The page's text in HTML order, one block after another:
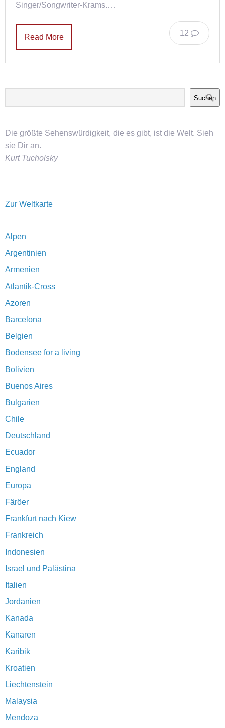
Singer/Songwriter-Krams.…
12
Read More
Suchen
Die größte Sehenswürdigkeit, die es gibt, ist die Welt. Sieh
sie Dir an.
Kurt Tucholsky
Zur Weltkarte
Alpen
Argentinien
Armenien
Atlantik-Cross
Azoren
Barcelona
Belgien
Bodensee for a living
Bolivien
Buenos Aires
Bulgarien
Chile
Deutschland
Ecuador
England
Europa
Färöer
Frankfurt nach Kiew
Frankreich
Indonesien
Israel und Palästina
Italien
Jordanien
Kanada
Kanaren
Karibik
Kroatien
Liechtenstein
Malaysia
Mendoza